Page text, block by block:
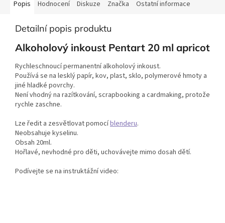
Popis Hodnocení Diskuze Značka Ostatní informace
Detailní popis produktu
Alkoholový inkoust Pentart 20 ml apricot
Rychleschnoucí permanentní alkoholový inkoust.
Používá se na lesklý papír, kov, plast, sklo, polymerové hmoty a
jiné hladké povrchy.
Není vhodný na razítkování, scrapbooking a cardmaking, protože
rychle zaschne.
Lze ředit a zesvětlovat pomocíblenderu.
Neobsahuje kyselinu.
Obsah 20ml.
Hořlavé, nevhodné pro děti, uchovávejte mimo dosah dětí.
Podívejte se na instruktážní video: